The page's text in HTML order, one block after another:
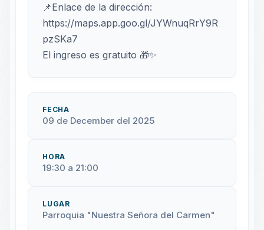
📌Enlace de la dirección:
https://maps.app.goo.gl/JYWnuqRrY9R
pzSKa7
El ingreso es gratuito 🎁✨
FECHA
09 de December del 2025
HORA
19:30 a 21:00
LUGAR
Parroquia "Nuestra Señora del Carmen"